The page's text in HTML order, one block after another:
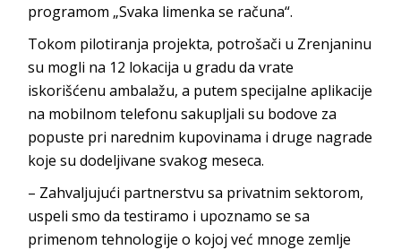
programom „Svaka limenka se računa“.
Tokom pilotiranja projekta, potrošači u Zrenjaninu
su mogli na 12 lokacija u gradu da vrate
iskorišćenu ambalažu, a putem specijalne aplikacije
na mobilnom telefonu sakupljali su bodove za
popuste pri narednim kupovinama i druge nagrade
koje su dodeljivane svakog meseca.
– Zahvaljujući partnerstvu sa privatnim sektorom,
uspeli smo da testiramo i upoznamo se sa
primenom tehnologije o kojoj već mnoge zemlje